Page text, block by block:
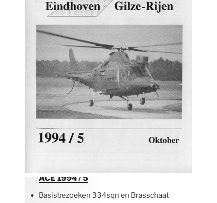
ACE 1994 / 5
Basisbezoeken 334sqn en Brasschaat